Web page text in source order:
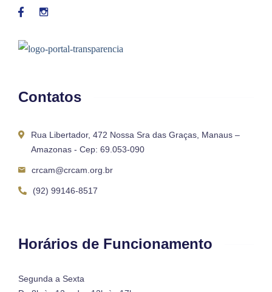
Contatos
Rua Libertador, 472 Nossa Sra das Graças, Manaus –
Amazonas - Cep: 69.053-090
crcam@crcam.org.br
(92) 99146-8517
Horários de Funcionamento
Segunda a Sexta